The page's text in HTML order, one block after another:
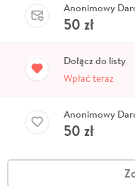
Anonimowy
50 zł
Dołącz do listy
Wpłać teraz
Anonimowy
50 zł